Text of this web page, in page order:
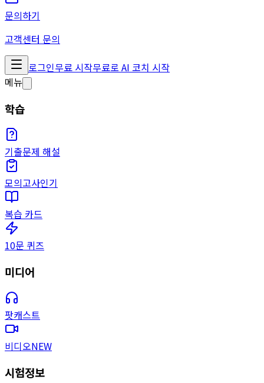
문의하기
고객센터 문의
로그인무료 시작무료로 AI 코치 시작
메뉴
학습
기출문제 해설
모의고사인기
복습 카드
10문 퀴즈
미디어
팟캐스트
비디오NEW
시험정보